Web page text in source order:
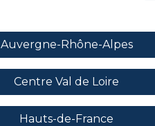
Auvergne-Rhône-Alpes
Centre Val de Loire
Hauts-de-France